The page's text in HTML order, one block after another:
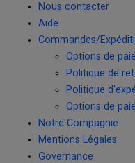
Nous contacter
Aide
Commandes/
Options de
Politique de
Politique
Options de
Notre Compagnie
Mentions Légales
Governance